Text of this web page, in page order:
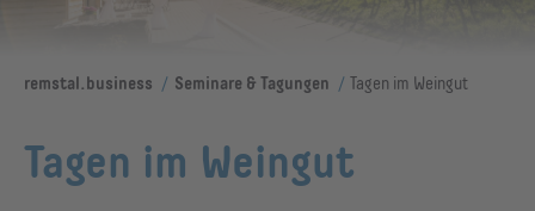
remstal.business / Seminare & Tagungen / Tagen im Weingut
Tagen im Weingut